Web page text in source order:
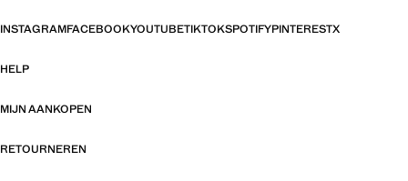
INSTAGRAMFACEBOOKYOUTUBETIKTOKSPOTIFYPINTERESTX
HELP
MIJN AANKOPEN
RETOURNEREN